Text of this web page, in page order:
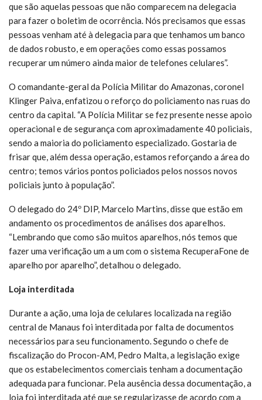
que são aquelas pessoas que não comparecem na delegacia
para fazer o boletim de ocorrência. Nós precisamos que essas
pessoas venham até à delegacia para que tenhamos um banco
de dados robusto, e em operações como essas possamos
recuperar um número ainda maior de telefones celulares”.
O comandante-geral da Polícia Militar do Amazonas, coronel
Klinger Paiva, enfatizou o reforço do policiamento nas ruas do
centro da capital. “A Polícia Militar se fez presente nesse apoio
operacional e de segurança com aproximadamente 40 policiais,
sendo a maioria do policiamento especializado. Gostaria de
frisar que, além dessa operação, estamos reforçando a área do
centro; temos vários pontos policiados pelos nossos novos
policiais junto à população”.
O delegado do 24º DIP, Marcelo Martins, disse que estão em
andamento os procedimentos de análises dos aparelhos.
“Lembrando que como são muitos aparelhos, nós temos que
fazer uma verificação um a um com o sistema RecuperaFone de
aparelho por aparelho”, detalhou o delegado.
Loja interditada
Durante a ação, uma loja de celulares localizada na região
central de Manaus foi interditada por falta de documentos
necessários para seu funcionamento. Segundo o chefe de
fiscalização do Procon-AM, Pedro Malta, a legislação exige
que os estabelecimentos comerciais tenham a documentação
adequada para funcionar. Pela ausência dessa documentação, a
loja foi interditada até que se regularizasse de acordo com a